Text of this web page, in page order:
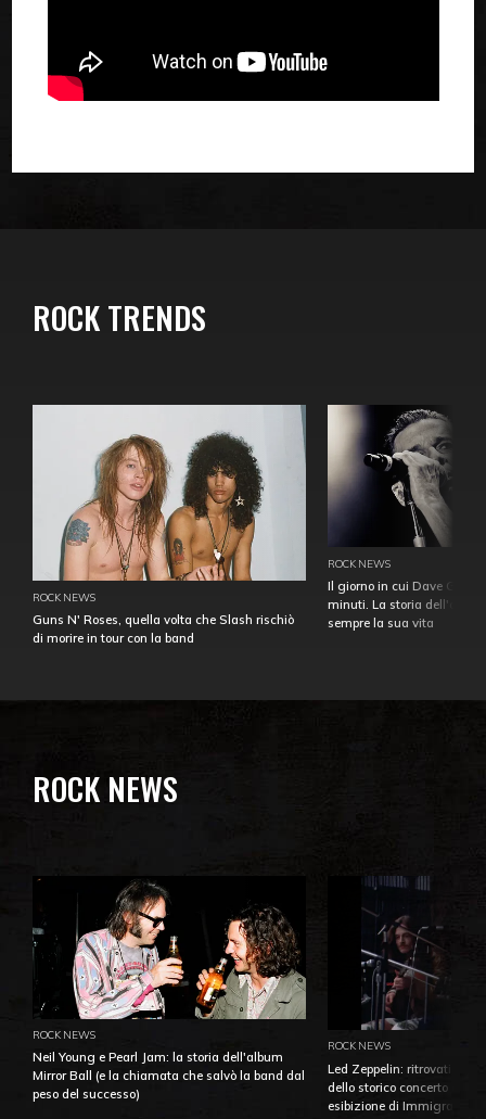
ROCK TRENDS
ROCK NEWS
Guns N' Roses, quella volta che Slash rischiò
di morire in tour con la band
ROCK NEWS
Il giorno in cui Dave
minuti. La storia
sempre la sua vita
ROCK NEWS
ROCK NEWS
Neil Young e Pearl Jam: la storia dell'album
Mirror Ball (e la chiamata che salvò la band dal
peso del successo)
ROCK NEWS
Led Zeppelin: ritrovati e
dello storico concerto di
esibizione di Immigrant